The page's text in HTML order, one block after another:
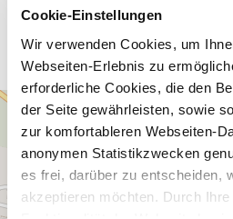
Cookie-Einstellungen
Wir verwenden Cookies, um
Webseiten-Erlebnis zu
erforderliche Cookies, die den
der Seite gewährleisten, sowie
zur komfortableren Webseiten-
anonymen Statistikzwecken
es frei, darüber zu entscheiden,
akzeptieren möchten. Durch